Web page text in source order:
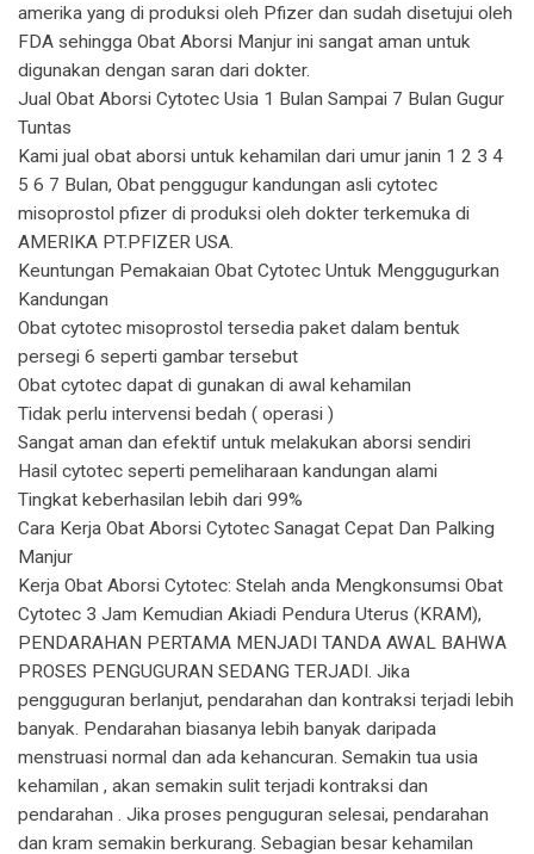
amerika yang di produksi oleh Pfizer dan sudah disetujui oleh
FDA sehingga Obat Aborsi Manjur ini sangat aman untuk
digunakan dengan saran dari dokter.
Jual Obat Aborsi Cytotec Usia 1 Bulan Sampai 7 Bulan Gugur
Tuntas
Kami jual obat aborsi untuk kehamilan dari umur janin 1 2 3 4
5 6 7 Bulan, Obat penggugur kandungan asli cytotec
misoprostol pfizer di produksi oleh dokter terkemuka di
AMERIKA PT.PFIZER USA.
Keuntungan Pemakaian Obat Cytotec Untuk Menggugurkan
Kandungan
Obat cytotec misoprostol tersedia paket dalam bentuk
persegi 6 seperti gambar tersebut
Obat cytotec dapat di gunakan di awal kehamilan
Tidak perlu intervensi bedah ( operasi )
Sangat aman dan efektif untuk melakukan aborsi sendiri
Hasil cytotec seperti pemeliharaan kandungan alami
Tingkat keberhasilan lebih dari 99%
Cara Kerja Obat Aborsi Cytotec Sanagat Cepat Dan Palking
Manjur
Kerja Obat Aborsi Cytotec: Stelah anda Mengkonsumsi Obat
Cytotec 3 Jam Kemudian Akiadi Pendura Uterus (KRAM),
PENDARAHAN PERTAMA MENJADI TANDA AWAL BAHWA
PROSES PENGUGURAN SEDANG TERJADI. Jika
pengguguran berlanjut, pendarahan dan kontraksi terjadi lebih
banyak. Pendarahan biasanya lebih banyak daripada
menstruasi normal dan ada kehancuran. Semakin tua usia
kehamilan , akan semakin sulit terjadi kontraksi dan
pendarahan . Jika proses penguguran selesai, pendarahan
dan kram semakin berkurang. Sebagian besar kehamilan